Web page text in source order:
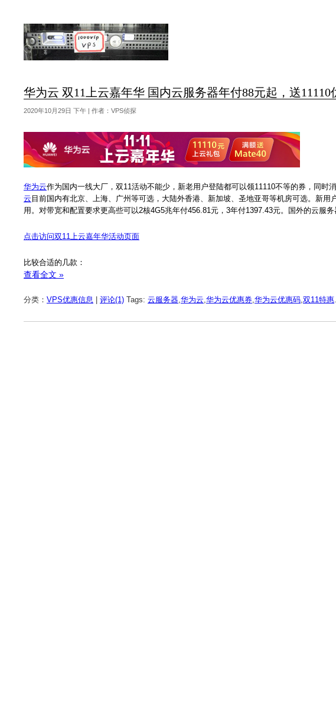
华为云 双11上云嘉年华 国内云服务器年付88元起，送11110
2020年10月29日 下午 | 作者：VPS侦探
华为云作为国内一线大厂，双11活动不能少，新老用户登陆都可以领11110不等的券，同时
云 目前国内有北京、上海、广州等可选，大陆外香港、新加坡、圣地亚哥等机房可选。新
用。对带宽和配置要求更高些可以2核4G5兆年付456.81元，3年付1397.43元。国外的云服务
点击访问双11上云嘉年华活动页面
比较合适的几款：
查看全文 »
分类： VPS优惠信息 评论(1) Tags: 云服务器,华为云,华为云优惠券,华为云优惠码,双11特惠.